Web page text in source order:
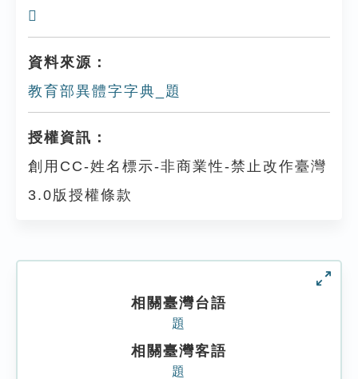
𧡨
資料來源：
教育部異體字字典_題
授權資訊：
創用CC-姓名標示-非商業性-禁止改作臺灣
3.0版授權條款
相關臺灣台語
題
相關臺灣客語
題